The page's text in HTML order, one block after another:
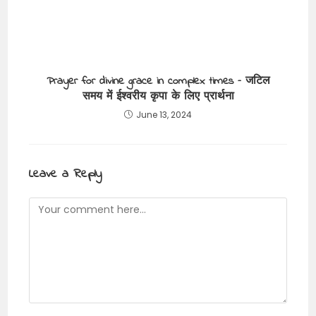
Prayer for divine grace in complex times – जटिल
समय में ईश्वरीय कृपा के लिए प्रार्थना
June 13, 2024
Leave a Reply
Comment